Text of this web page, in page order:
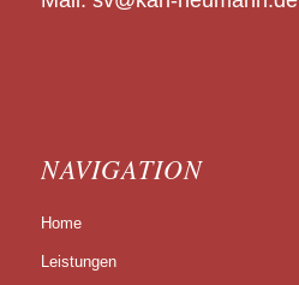
NAVIGATION
Home
Leistungen